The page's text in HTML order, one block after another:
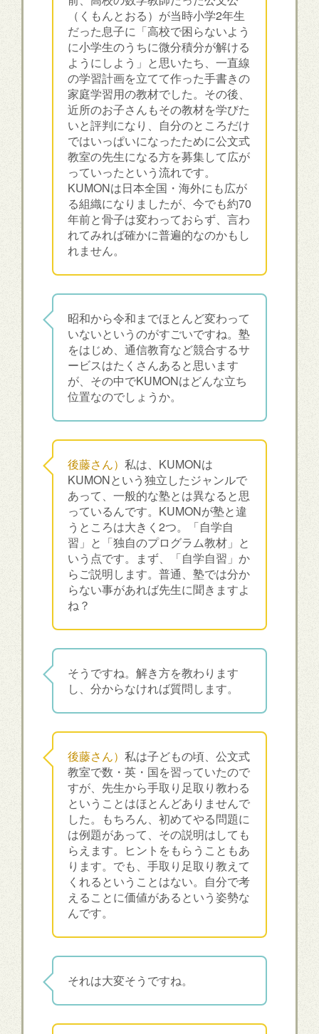
（くもんとおる）が当時小学2年生
だった息子に「高校で困らないよう
に小学生のうちに微分積分が解ける
ようにしよう」と思いたち、一直線
の学習計画を立てて作った手書きの
家庭学習用の教材でした。その後、
近所のお子さんもその教材を学びた
いと評判になり、自分のところだけ
ではいっぱいになったために公文式
教室の先生になる方を募集して広が
っていったという流れです。
KUMONは日本全国・海外にも広が
る組織になりましたが、今でも約70
年前と骨子は変わっておらず、言わ
れてみれば確かに普遍的なのかもし
れません。
昭和から令和までほとんど変わって
いないというのがすごいですね。塾
をはじめ、通信教育など競合するサ
ービスはたくさんあると思います
が、その中でKUMONはどんな立ち
位置なのでしょうか。
後藤さん） 私は、KUMONは
KUMONという独立したジャンルで
あって、一般的な塾とは異なると思
っているんです。KUMONが塾と違
うところは大きく2つ。「自学自
習」と「独自のプログラム教材」と
いう点です。まず、「自学自習」か
らご説明します。普通、塾では分か
らない事があれば先生に聞きますよ
ね？
そうですね。解き方を教わります
し、分からなければ質問します。
後藤さん） 私は子どもの頃、公文式
教室で数・英・国を習っていたので
すが、先生から手取り足取り教わる
ということはほとんどありませんで
した。もちろん、初めてやる問題に
は例題があって、その説明はしても
らえます。ヒントをもらうこともあ
ります。でも、手取り足取り教えて
くれるということはない。自分で考
えることに価値があるという姿勢な
んです。
それは大変そうですね。